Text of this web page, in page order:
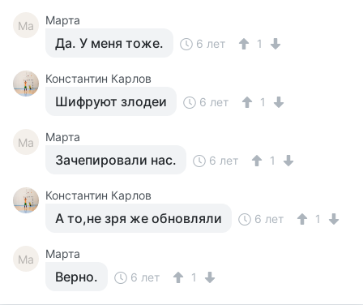
Ма Марта
Да. У меня тоже. 6 лет 1
Константин Карлов
Шифруют злодеи 6 лет 1
Ма Марта
Зачепировали нас. 6 лет 1
Константин Карлов
А то,не зря же обновляли 6 лет 1
Ма Марта
Верно. 6 лет 1